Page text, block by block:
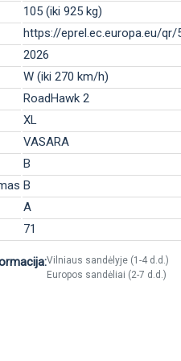
105 (iki 925 kg)
https://eprel.ec.europa.eu/qr/
2026
W (iki 270 km/h)
RoadHawk 2
XL
VASARA
B
B
A
71
Vilniaus sandėlyje (1-4 d.d.)
Europos sandėliai (2-7 d.d.)